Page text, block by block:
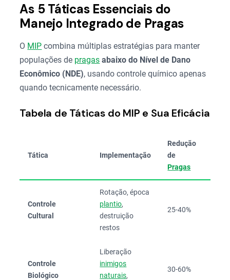
As 5 Táticas Essenciais do
Manejo Integrado de Pragas
O MIP combina múltiplas estratégias para manter
populações de pragas abaixo do Nível de Dano
Econômico (NDE), usando controle químico apenas
quando tecnicamente necessário.
Tabela de Táticas do MIP e Sua Eficácia
Tática Implementação
Redução
de
Pragas
Controle
Cultural
Rotação, época
plantio,
destruição
restos
25-40%
Controle
Biológico
Liberação
inimigos
naturais,
30-60%